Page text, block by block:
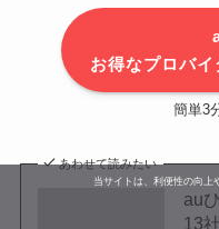
お得なプロバ
簡単3
あわせて読みたい
au
13
当サイトは、利便性の向上